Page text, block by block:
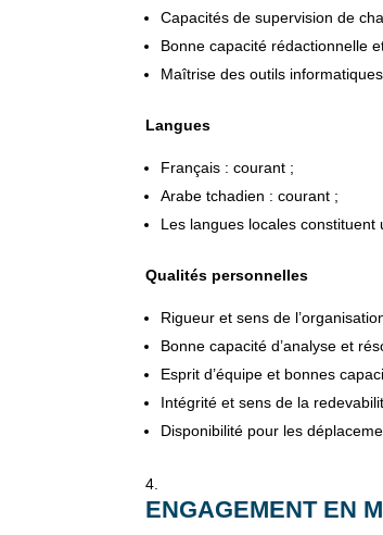
Capacités de supervision de
Bonne capacité rédactionnelle
Maîtrise des outils
Langues
Français : courant ;
Arabe tchadien : courant ;
Les langues locales constituent
Qualités personnelles
Rigueur et sens de
Bonne capacité d’analyse et
Esprit d’équipe et bonnes
Intégrité et sens de la
Disponibilité pour les
ENGAGEMENT EN